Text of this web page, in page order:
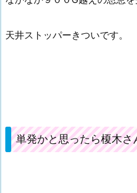
天井ストッパーきついです。
単発かと思ったら榎木さ